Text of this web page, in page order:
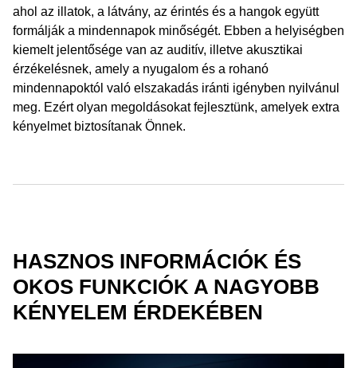
ahol az illatok, a látvány, az érintés és a hangok együtt
formálják a mindennapok minőségét. Ebben a helyiségben
kiemelt jelentősége van az auditív, illetve akusztikai
érzékelésnek, amely a nyugalom és a rohanó
mindennapoktól való elszakadás iránti igényben nyilvánul
meg. Ezért olyan megoldásokat fejlesztünk, amelyek extra
kényelmet biztosítanak Önnek.
HASZNOS INFORMÁCIÓK ÉS
OKOS FUNKCIÓK A NAGYOBB
KÉNYELEM ÉRDEKÉBEN